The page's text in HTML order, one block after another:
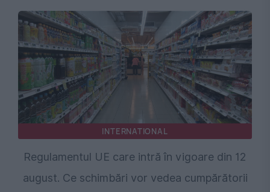
INTERNATIONAL
Regulamentul UE care intră în vigoare din 12
august. Ce schimbări vor vedea cumpărătorii